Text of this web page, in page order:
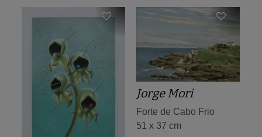
Jorge Mori
Forte de Cabo Frio
51 x 37 cm